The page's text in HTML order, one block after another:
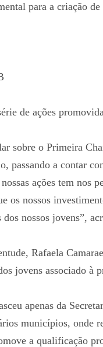
para a criação
de ações
sobre o Primeira
passando a contar
ações tem nos
os nossos
nossos jovens”,
Rafaela
jovens associado à
apenas da
municípios, onde
a qualificação